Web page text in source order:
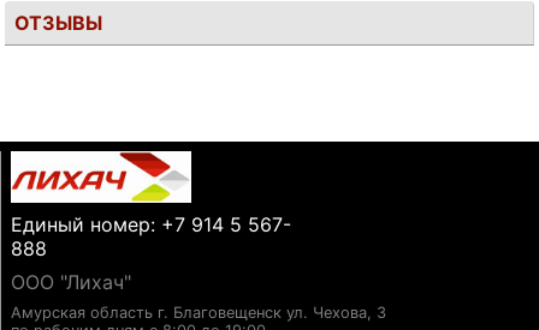
ОТЗЫВЫ
Единый номер: +7 914 5 567-
888
ООО "Лихач"
Амурская область г. Благовещенск ул. Чехова, 3